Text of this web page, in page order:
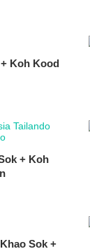
Koh Kood
+ Koh
Sok +